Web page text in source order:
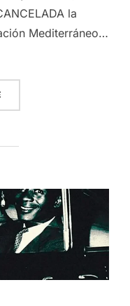
la
Mediterráneo…